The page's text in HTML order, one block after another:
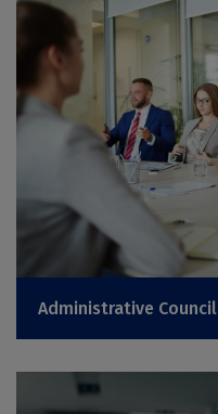
Administrative Council